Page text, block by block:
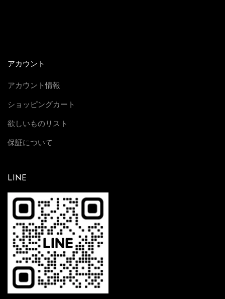
アカウント
アカウント情報
ショッピングカート
欲しいものリスト
保証について
LINE